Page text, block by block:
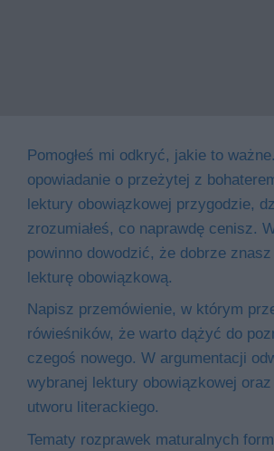
Pomogłeś mi odkryć, jakie to
opowiadanie o przeżytej z
lektury obowiązkowej przygodzie,
zrozumiałeś, co naprawdę cenisz.
powinno dowodzić, że dobrze
lekturę obowiązkową.
Napisz przemówienie, w którym
rówieśników, że warto dążyć do
czegoś nowego. W argumentacji
wybranej lektury obowiązkowej
utworu literackiego.
Tematy rozprawek maturalnych